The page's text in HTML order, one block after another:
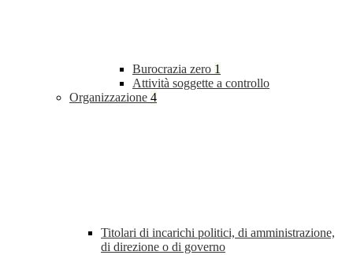
Burocrazia zero 1
Attività soggette a controllo
Organizzazione 4
Titolari di incarichi politici, di amministrazione,
di direzione o di governo